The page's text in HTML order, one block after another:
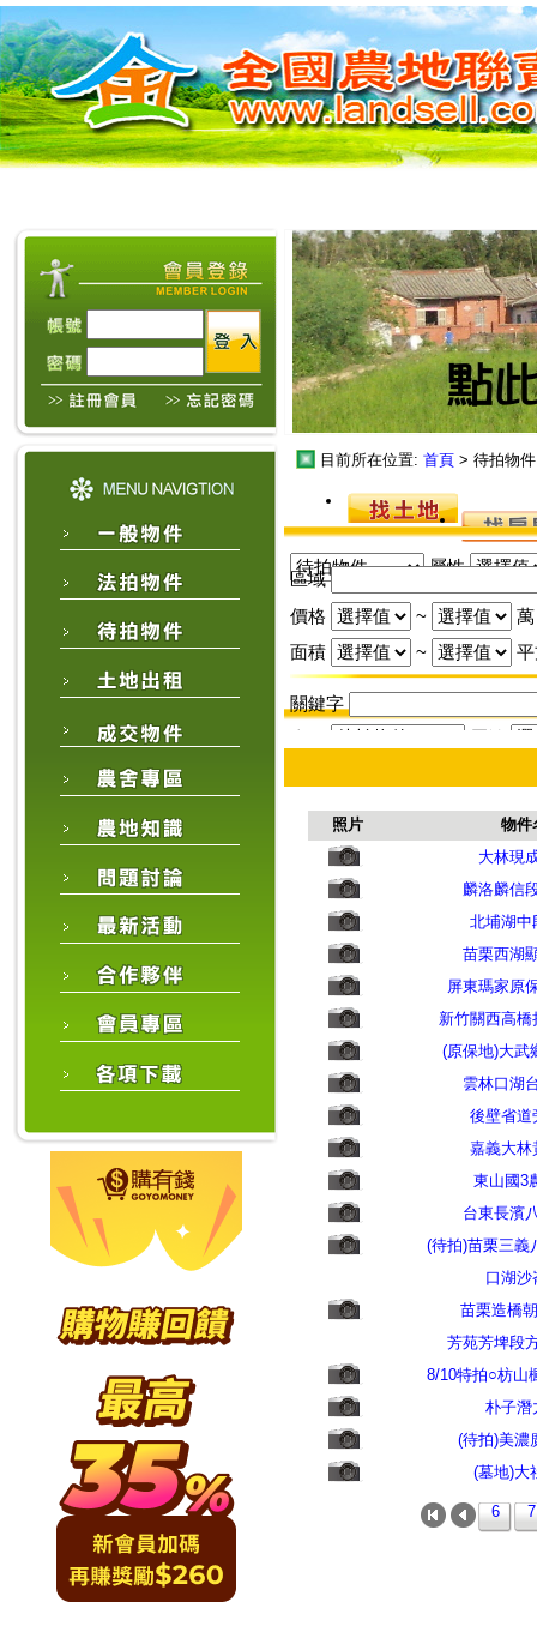
目前所在位置: 首頁 > 待拍物
屬性
區域
價格
~
萬
面積
~
關鍵字
價格
~
萬
面積
~
關鍵字
照片
物件
大林現
麟洛麟信
北埔湖中
苗栗西湖
屏東瑪家原
新竹關西高
(原保地)大武
雲林口湖
後壁省道
嘉義大林
東山國3
台東長濱
(待拍)苗栗三義
口湖沙
苗栗造橋
芳苑芳埤段
8/10特拍○枋山
朴子潛
(待拍)美濃
(墓地)大
6 7